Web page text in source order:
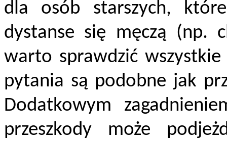
dla osób starszych,
dystanse się męczą (np.
warto sprawdzić
pytania są podobne jak
Dodatkowym
przeszkody może